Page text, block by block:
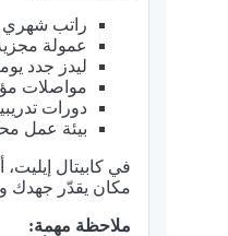
راتب شهري ثابت
عمولة مجزية تصل
ليدز جدد
مواصلات
دورات
بيئة عمل
في كابيتال
مكان يقدّر جهدك
ملاحظة مهمة: